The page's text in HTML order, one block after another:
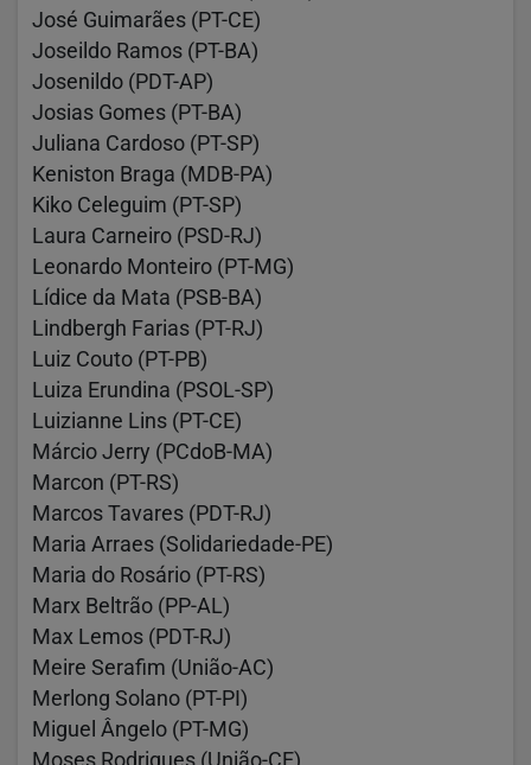
José Guimarães (PT-CE)
Joseildo Ramos (PT-BA)
Josenildo (PDT-AP)
Josias Gomes (PT-BA)
Juliana Cardoso (PT-SP)
Keniston Braga (MDB-PA)
Kiko Celeguim (PT-SP)
Laura Carneiro (PSD-RJ)
Leonardo Monteiro (PT-MG)
Lídice da Mata (PSB-BA)
Lindbergh Farias (PT-RJ)
Luiz Couto (PT-PB)
Luiza Erundina (PSOL-SP)
Luizianne Lins (PT-CE)
Márcio Jerry (PCdoB-MA)
Marcon (PT-RS)
Marcos Tavares (PDT-RJ)
Maria Arraes (Solidariedade-PE)
Maria do Rosário (PT-RS)
Marx Beltrão (PP-AL)
Max Lemos (PDT-RJ)
Meire Serafim (União-AC)
Merlong Solano (PT-PI)
Miguel Ângelo (PT-MG)